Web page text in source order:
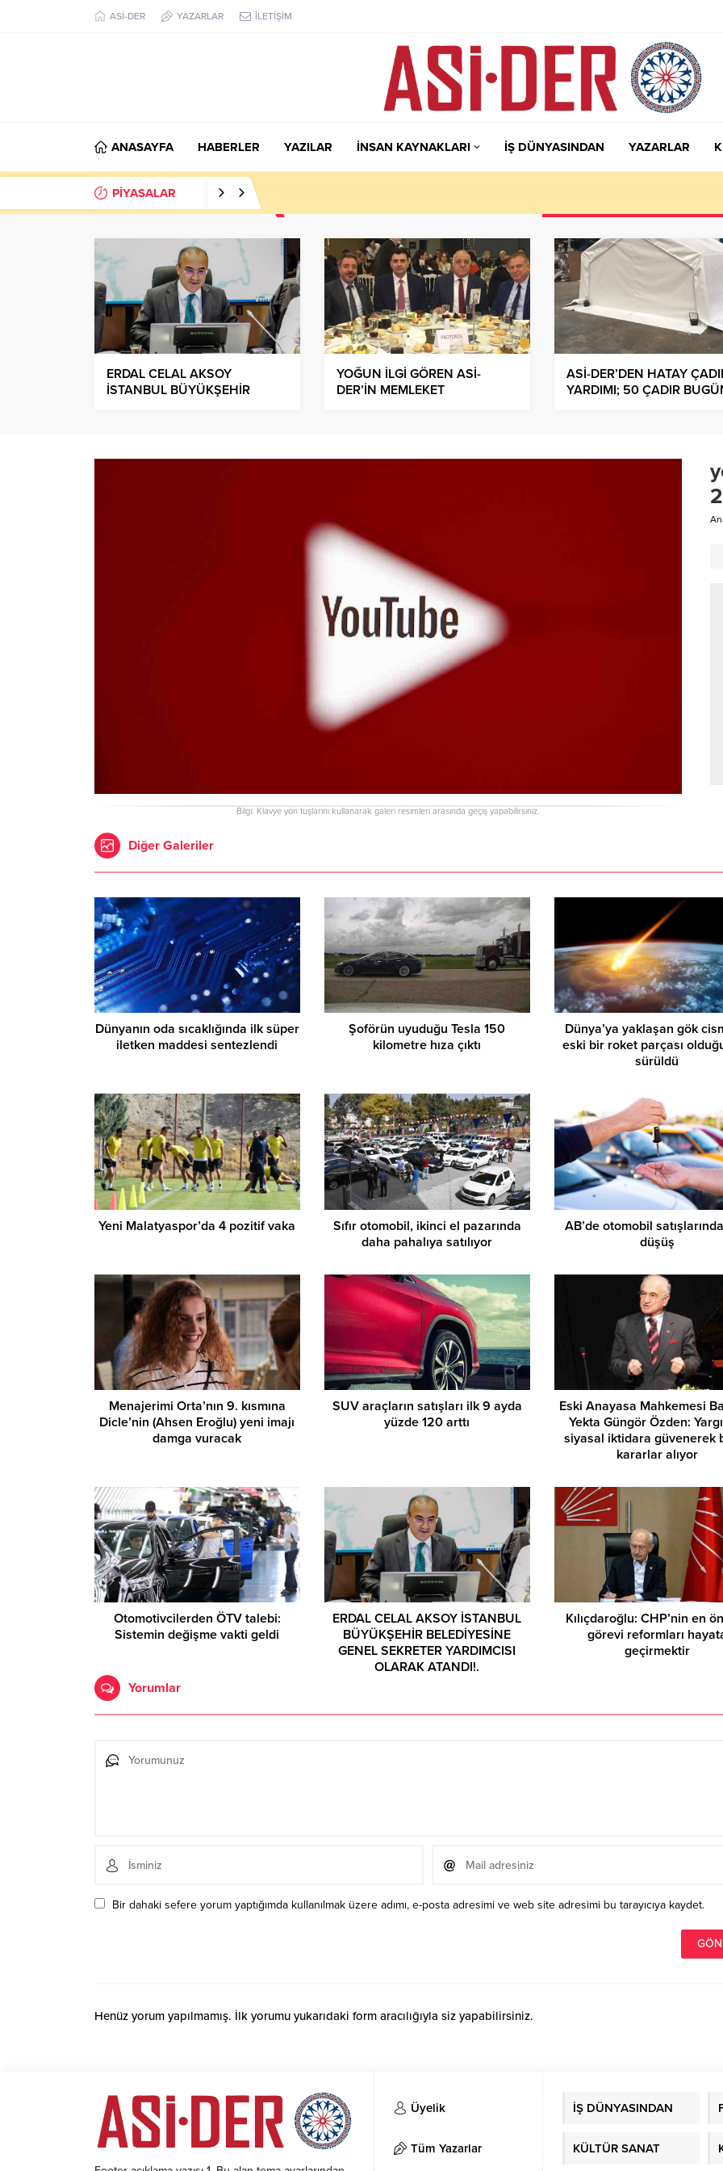
ASİ-DER YAZARLAR İLETİŞİM
ANASAYFA HABERLER YAZILAR İNSAN KAYNAKLARI İŞ DÜNYASINDAN YAZARLAR
PİYASALAR
ERDAL CELAL AKSOY
İSTANBUL BÜYÜKŞEHİR
YOĞUN İLGİ GÖREN ASİ-
DER’İN MEMLEKET
ASİ-DER’DEN HATAY
YARDIMI; 50 ÇADIR
Bilgi: Klavye yön tuşlarını kullanarak galeri resimleri arasında geçiş yapabilirsiniz.
Diğer Galeriler
Dünyanın oda sıcaklığında ilk süper
iletken maddesi sentezlendi
Şoförün uyuduğu Tesla 150
kilometre hıza çıktı
Dünya’ya yaklaşan gök
eski bir roket parçası
sürüldü
Yeni Malatyaspor’da 4 pozitif vaka
Sıfır otomobil, ikinci el pazarında
daha pahalıya satılıyor
AB’de otomobil
düşüş
Menajerimi Orta’nın 9. kısmına
Dicle’nin (Ahsen Eroğlu) yeni imajı
damga vuracak
SUV araçların satışları ilk 9 ayda
yüzde 120 arttı
Eski Anayasa Mahkemesi
Yekta Güngör Özden:
siyasal iktidara güvenerek
kararlar alıyor
Otomotivcilerden ÖTV talebi:
Sistemin değişme vakti geldi
ERDAL CELAL AKSOY İSTANBUL
BÜYÜKŞEHİR BELEDİYESİNE
GENEL SEKRETER YARDIMCISI
OLARAK ATANDI!.
Kılıçdaroğlu: CHP’nin en
görevi reformları
geçirmektir
Yorumlar
Bir dahaki sefere yorum yaptığımda kullanılmak üzere adımı, e-posta adresimi ve web site adresimi bu tarayıcıya kaydet.
Henüz yorum yapılmamış. İlk yorumu yukarıdaki form aracılığıyla siz yapabilirsiniz.
Kırmızı halının
Lively sokaklarda
Üyelik
Tüm Yazarlar
İŞ DÜNYASINDAN
KÜLTÜR SANAT